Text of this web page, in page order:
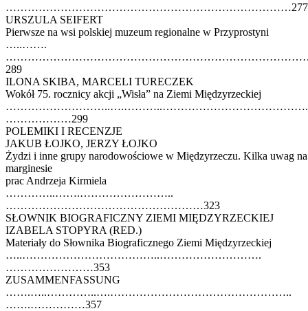
……………………………………………………………………277
URSZULA SEIFERT
Pierwsze na wsi polskiej muzeum regionalne w Przyprostyni
…..…….
289
ILONA SKIBA, MARCELI TURECZEK
Wokół 75. rocznicy akcji „Wisła” na Ziemi Międzyrzeckiej
………………299
POLEMIKI I RECENZJE
JAKUB ŁOJKO, JERZY ŁOJKO
Żydzi i inne grupy narodowościowe w Międzyrzeczu. Kilka uwag na
marginesie
prac Andrzeja Kirmiela
…………..…….……………………..
………………………………………………323
SŁOWNIK BIOGRAFICZNY ZIEMI MIĘDZYRZECKIEJ
IZABELA STOPYRA (RED.)
Materiały do Słownika Biograficznego Ziemi Międzyrzeckiej
…..………………………………..……………………….
……………………353
ZUSAMMENFASSUNG
…….…..…………..….…………………………………………..
…….……………357